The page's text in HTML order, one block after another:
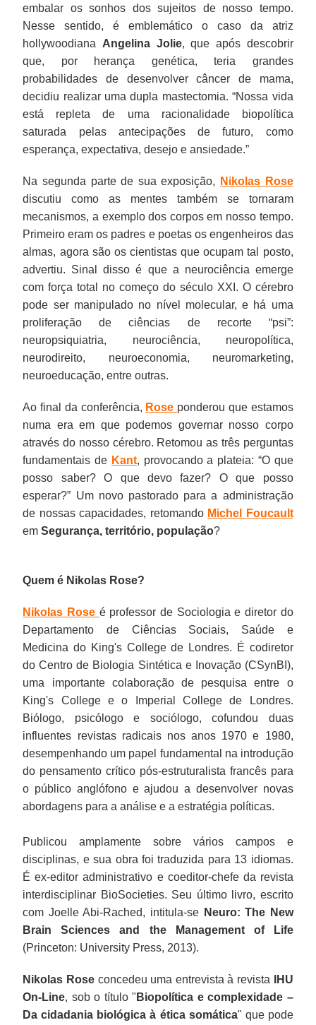
embalar os sonhos dos sujeitos de nosso tempo.
Nesse sentido, é emblemático o caso da atriz
hollywoodiana Angelina Jolie, que após descobrir
que, por herança genética, teria grandes
probabilidades de desenvolver câncer de mama,
decidiu realizar uma dupla mastectomia. “Nossa vida
está repleta de uma racionalidade biopolítica
saturada pelas antecipações de futuro, como
esperança, expectativa, desejo e ansiedade.”
Na segunda parte de sua exposição,
Nikolas Rose
discutiu como as mentes também se tornaram
mecanismos, a exemplo dos corpos em nosso tempo.
Primeiro eram os padres e poetas os engenheiros das
almas, agora são os cientistas que ocupam tal posto,
advertiu. Sinal disso é que a neurociência emerge
com força total no começo do século XXI. O cérebro
pode ser manipulado no nível molecular, e há uma
proliferação de ciências de recorte “psi”:
neuropsiquiatria, neurociência, neuropolítica,
neurodireito, neuroeconomia, neuromarketing,
neuroeducação, entre outras.
Ao final da conferência, Rose ponderou que estamos
numa era em que podemos governar nosso corpo
através do nosso cérebro. Retomou as três perguntas
fundamentais de Kant, provocando a plateia: “O que
posso saber? O que devo fazer? O que posso
esperar?” Um novo pastorado para a administração
de nossas capacidades, retomando Michel Foucault
emSegurança, território, população?
Quem é Nikolas Rose?
Nikolas Rose é professor de Sociologia e diretor do
Departamento de Ciências Sociais, Saúde e
Medicina do King's College de Londres. É codiretor
do Centro de Biologia Sintética e Inovação (CSynBI),
uma importante colaboração de pesquisa entre o
King's College e o Imperial College de Londres.
Biólogo, psicólogo e sociólogo, cofundou duas
influentes revistas radicais nos anos 1970 e 1980,
desempenhando um papel fundamental na introdução
do pensamento crítico pós-estruturalista francês para
o público anglófono e ajudou a desenvolver novas
abordagens para a análise e a estratégia políticas.
Publicou amplamente sobre vários campos e
disciplinas, e sua obra foi traduzida para 13 idiomas.
É ex-editor administrativo e coeditor-chefe da revista
interdisciplinar BioSocieties. Seu último livro, escrito
com Joelle Abi-Rached, intitula-se Neuro: The New
Brain Sciences and the Management of Life
(Princeton: University Press, 2013).
Nikolas Rose concedeu uma entrevista à revista
IHU
On-Line, sob o título " Biopolítica e complexidade –
Da cidadania biológica à ética somática" que pode